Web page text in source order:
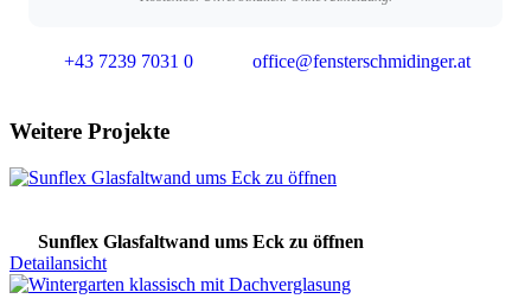
+43 7239 7031 0 office@fensterschmidinger.at
Weitere Projekte
Sunflex Glasfaltwand ums Eck zu öffnen
Detailansicht